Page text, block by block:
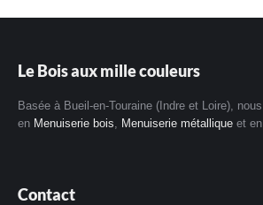
Le Bois aux mille couleurs
Basée à Bueil-en-Touraine (Indre et Loire),
en Menuiserie bois, Menuiserie métallique et en
Contact